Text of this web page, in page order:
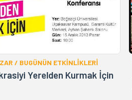
/ BUGÜNÜN ETKİNLİKLERİ
Yerelden Kurmak İçin